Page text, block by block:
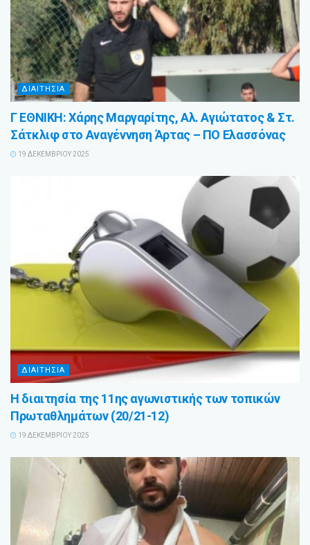
ΔΙΑΙΤΗΣΙΑ
Γ ΕΘΝΙΚΗ: Χάρης Μαργαρίτης, Αλ. Αγιώτατος & Στ.
Σάτκλιφ στο Αναγέννηση Άρτας – ΠΟ Ελασσόνας
19 ΔΕΚΕΜΒΡΊΟΥ 2025
ΔΙΑΙΤΗΣΙΑ
Η διαιτησία της 11ης αγωνιστικής των τοπικών
Πρωταθλημάτων (20/21-12)
19 ΔΕΚΕΜΒΡΊΟΥ 2025